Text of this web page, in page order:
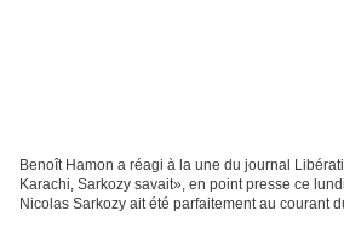
Benoît Hamon a réagi à la une du journal
Karachi, Sarkozy savait», en point presse ce
Nicolas Sarkozy ait été parfaitement au courant